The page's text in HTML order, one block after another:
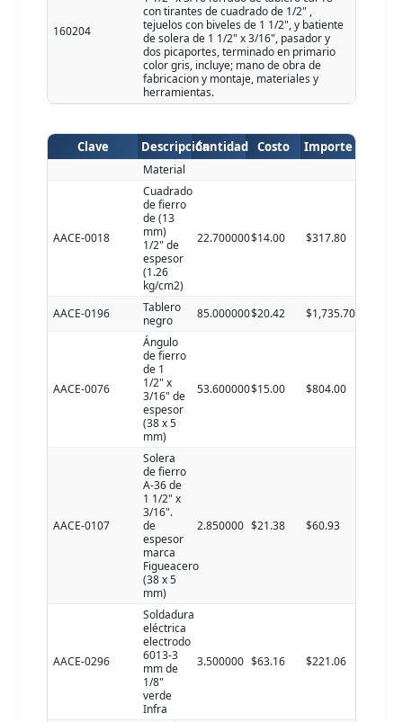
160204
con tirantes de cuadrado de 1/2" ,
tejuelos con biveles de 1 1/2", y batiente
de solera de 1 1/2" x 3/16", pasador y
dos picaportes, terminado en primario
color gris, incluye; mano de obra de
fabricacion y montaje, materiales y
herramientas.
Clave DescripciónCantidad Costo Importe
Material
AACE-0018
Cuadrado
de fierro
de (13
mm)
1/2" de
espesor
(1.26
kg/cm2)
22.700000$14.00 $317.80
AACE-0196
Tablero
negro
85.000000$20.42 $1,735.70
AACE-0076
Ángulo
de fierro
de 1
1/2" x
3/16" de
espesor
(38 x 5
mm)
53.600000$15.00 $804.00
AACE-0107
Solera
de fierro
A-36 de
1 1/2" x
3/16".
de
espesor
marca
Figueacero
(38 x 5
mm)
2.850000 $21.38 $60.93
AACE-0296
Soldadura
eléctrica
electrodo
6013-3
mm de
1/8"
verde
Infra
3.500000 $63.16 $221.06